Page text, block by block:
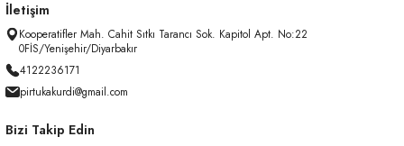
İletişim
Kooperatifler Mah. Cahit Sıtkı Tarancı Sok. Kapitol Apt. No:22
0FİS/Yenişehir/Diyarbakır
4122236171
pirtukakurdi@gmail.com
Bizi Takip Edin